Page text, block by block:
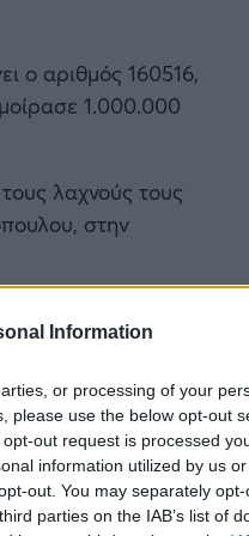
Information
or processing of your
please use the below opt-out
out request is processed
information utilized by us
out. You may separately
parties on the IAB’s list of
ο αριθμός 160516,
1.000.000
λαχνούς τους
στην
τακτικούς
Λαχείο. Είναι
λεπτά.
500.000 ευρώ»,
ένα
κοινό. Για